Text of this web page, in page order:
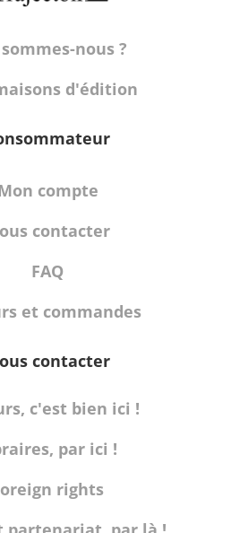
nous ?
d'édition
compte
contacter
FAQ
et commandes
contacter
c'est bien ici !
par ici !
rights